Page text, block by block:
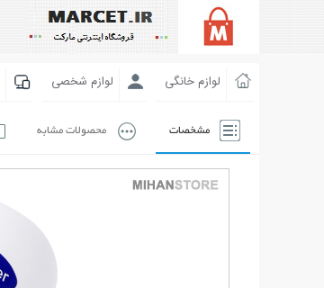
لوازم خانگی لوازم شخصی
مشخصات محصولات مشابه